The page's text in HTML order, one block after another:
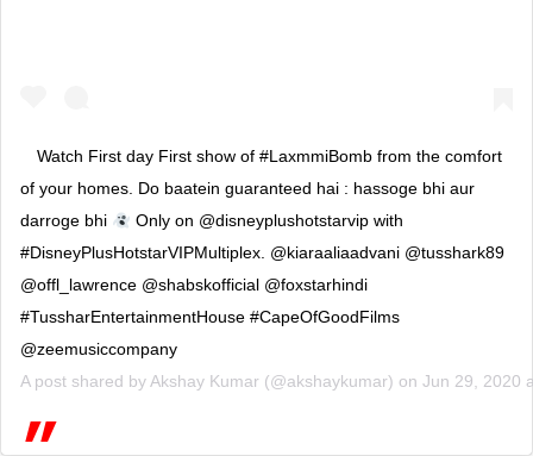
Watch First day First show of #LaxmmiBomb from the comfort
of your homes. Do baatein guaranteed hai : hassoge bhi aur
darroge bhi
Only on @disneyplushotstarvip with
#DisneyPlusHotstarVIPMultiplex. @kiaraaliaadvani @tusshark89
@offl_lawrence @shabskofficial @foxstarhindi
#TussharEntertainmentHouse #CapeOfGoodFilms
@zeemusiccompany
A post shared byAkshay Kumar (@akshaykumar) on Jun 29, 2020